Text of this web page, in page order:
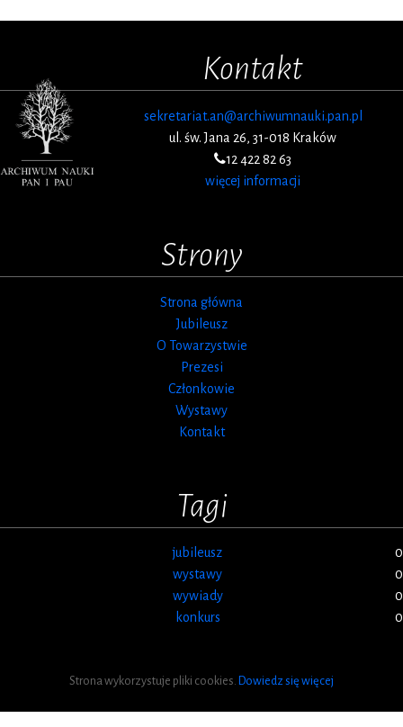
Kontakt
sekretariat.an@archiwumnauki.pan.pl
ul. św. Jana 26, 31-018 Kraków
12 422 82 63
więcej informacji
Strony
Strona główna
Jubileusz
O Towarzystwie
Prezesi
Członkowie
Wystawy
Kontakt
Tagi
jubileusz
0
wystawy
0
wywiady
0
konkurs
0
Strona wykorzystuje pliki cookies. Dowiedz się więcej